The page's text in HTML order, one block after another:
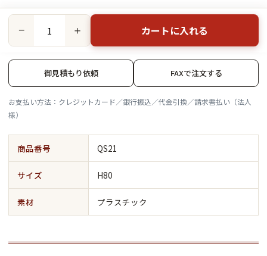
− ＋ カートに入れる
御見積もり依頼 FAXで注文する
お支払い方法：クレジットカード／銀行振込／代金引換／請求書払い（法人
様）
商品番号 QS21
サイズ H80
素材 プラスチック